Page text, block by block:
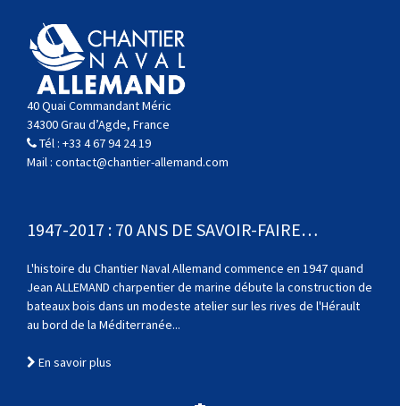
40 Quai Commandant Méric
34300 Grau d’Agde, France
Tél : +33 4 67 94 24 19
Mail : contact@chantier-allemand.com
1947-2017 : 70 ANS DE SAVOIR-FAIRE…
L'histoire du Chantier Naval Allemand commence en 1947 quand
Jean ALLEMAND charpentier de marine débute la construction de
bateaux bois dans un modeste atelier sur les rives de l'Hérault
au bord de la Méditerranée...
En savoir plus